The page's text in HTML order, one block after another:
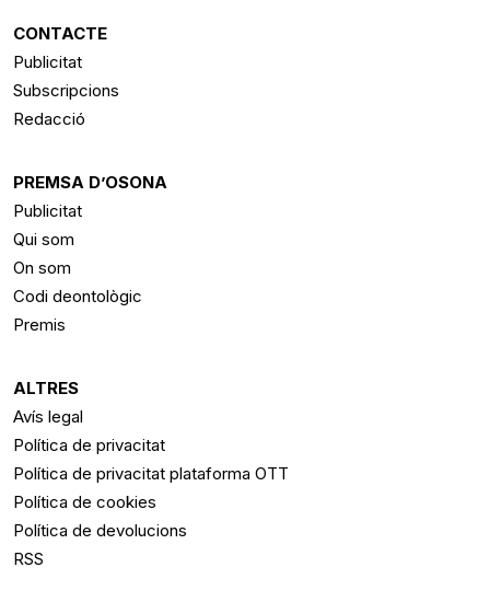
CONTACTE
Publicitat
Subscripcions
Redacció
PREMSA D’OSONA
Publicitat
Qui som
On som
Codi deontològic
Premis
ALTRES
Avís legal
Política de privacitat
Política de privacitat plataforma OTT
Política de cookies
Política de devolucions
RSS